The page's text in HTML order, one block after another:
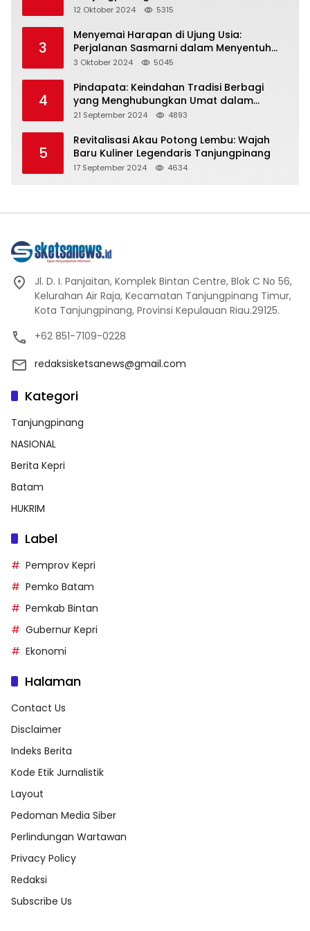
Representasi
12 Oktober 2024 5315
3
Menyemai Harapan di Ujung Usia:
Perjalanan Sasmarni dalam Menyentuh
Hati dan Jiwa
3 Oktober 2024 5045
4
Pindapata: Keindahan Tradisi Berbagi
yang Menghubungkan Umat dalam
Spiritualitas dan Kebersamaan dalam
21 September 2024 4893
5
Revitalisasi Akau Potong Lembu: Wajah
Baru Kuliner Legendaris Tanjungpinang
17 September 2024 4634
Jl. D. I. Panjaitan, Komplek Bintan Centre, Blok C No 56,
Kelurahan Air Raja, Kecamatan Tanjungpinang Timur,
Kota Tanjungpinang, Provinsi Kepulauan Riau.29125.
+62 851-7109-0228
redaksisketsanews@gmail.com
Kategori
Tanjungpinang
NASIONAL
Berita Kepri
Batam
HUKRIM
Label
Pemprov Kepri
Pemko Batam
Pemkab Bintan
Gubernur Kepri
Ekonomi
Halaman
Contact Us
Disclaimer
Indeks Berita
Kode Etik Jurnalistik
Layout
Pedoman Media Siber
Perlindungan Wartawan
Privacy Policy
Redaksi
Subscribe Us